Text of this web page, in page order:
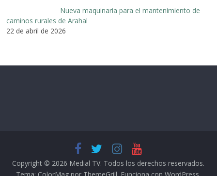
Nueva maquinaria para el mantenimiento de
caminos rurales de Arahal
22 de abril de 2026
Copyright © 2026 Medial TV. Todos los derechos reservados.